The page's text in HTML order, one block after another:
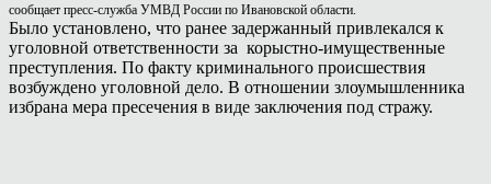
сообщает пресс-служба УМВД России по Ивановской области.
Было установлено, что ранее задержанный привлекался к
уголовной ответственности за корыстно-имущественные
преступления. По факту криминального происшествия
возбуждено уголовной дело. В отношении злоумышленника
избрана мера пресечения в виде заключения под стражу.